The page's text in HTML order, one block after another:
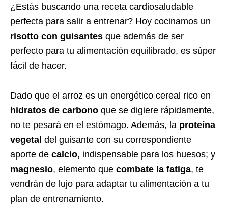
¿Estás buscando una receta cardiosaludable
perfecta para salir a entrenar? Hoy cocinamos un
risotto con guisantes que además de ser
perfecto para tu alimentación equilibrado, es súper
fácil de hacer.
Dado que el arroz es un energético cereal rico en
hidratos de carbono que se digiere rápidamente,
no te pesará en el estómago. Además, la proteína
vegetal del guisante con su correspondiente
aporte de calcio, indispensable para los huesos; y
magnesio, elemento que combate la fatiga, te
vendrán de lujo para adaptar tu alimentación a tu
plan de entrenamiento.